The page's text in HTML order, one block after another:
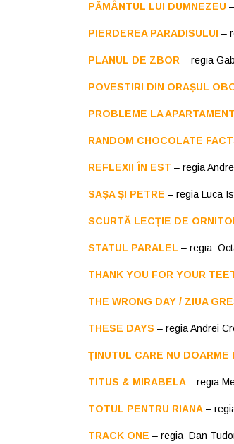
PĂMÂNTUL LUI DUMNEZEU
PIERDEREA PARADISULUI –
PLANUL DE ZBOR – regia
POVESTIRI DIN ORAȘUL
PROBLEME LA
RANDOM CHOCOLATE
REFLEXII ÎN EST – regia
SAȘA ȘI PETRE – regia Luca
SCURTĂ LECȚIE DE
STATUL PARALEL – regia
THANK YOU FOR YOUR
THE WRONG DAY / ZIUA
THESE DAYS – regia Andrei
ȚINUTUL CARE NU DOARME
TITUS & MIRABELA– regia
TOTUL PENTRU RIANA –
TRACK ONE – regia Dan